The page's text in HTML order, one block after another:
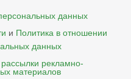
данных
и Политика в отношении
данных
рекламно-
материалов